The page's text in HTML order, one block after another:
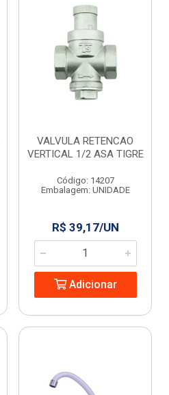
VALVULA RETENCAO
VERTICAL 1/2 ASA TIGRE
Código: 14207
Embalagem: UNIDADE
R$ 39,17/UN
Adicionar